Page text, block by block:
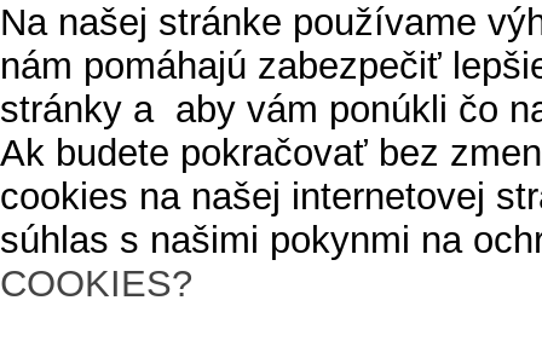
Na našej stránke používame
nám pomáhajú zabezpečiť
stránky a aby vám ponúkli čo
Ak budete pokračovať bez
cookies na našej internetovej
súhlas s našimi pokynmi na
COOKIES?